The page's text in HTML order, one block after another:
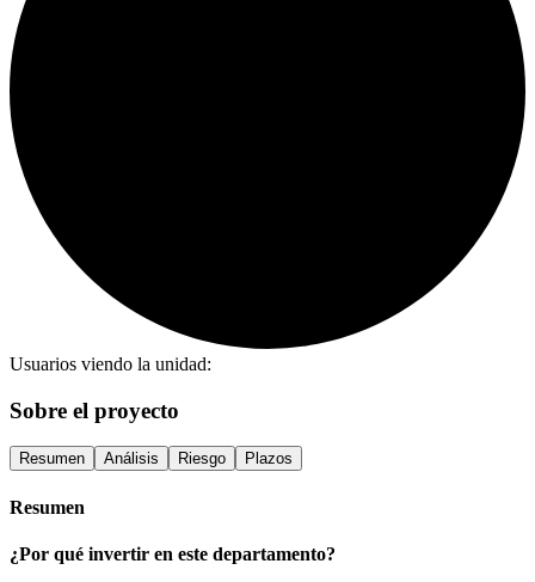
Usuarios viendo la unidad:
Sobre el proyecto
Resumen Análisis Riesgo Plazos
Resumen
¿Por qué invertir en este departamento?